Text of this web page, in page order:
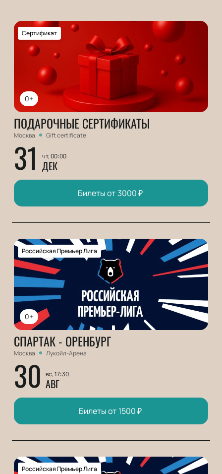
0+
Сертификат
ПОДАРОЧНЫЕ СЕРТИФИКАТЫ
Москва Gift certificate
31 чт, 00:00
ДЕК
Билеты от 3000₽
0+
Российская Премьер Лига
СПАРТАК - ОРЕНБУРГ
Москва Лукойл-Арена
30 вс, 17:30
АВГ
Билеты от 1500₽
Российская Премьер Лига